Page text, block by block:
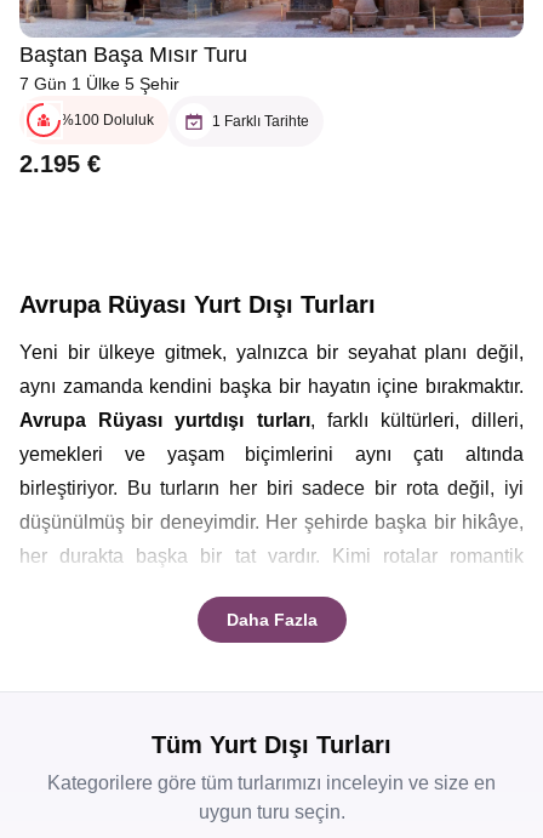
Baştan Başa Mısır Turu
7 Gün 1 Ülke 5 Şehir
%100 Doluluk 1 Farklı Tarihte
2.195 €
Avrupa Rüyası Yurt Dışı Turları
Yeni bir ülkeye gitmek, yalnızca bir seyahat planı değil,
aynı zamanda kendini başka bir hayatın içine bırakmaktır.
Avrupa Rüyası
yurtdışı turları, farklı kültürleri, dilleri,
yemekleri ve yaşam biçimlerini aynı çatı altında
birleştiriyor. Bu turların her biri sadece bir rota değil, iyi
düşünülmüş bir deneyimdir. Her şehirde başka bir hikâye,
her durakta başka bir tat vardır. Kimi rotalar romantik
doğanın büyüsünü keşfetmek isteyenlere göre
grupla, Avrupa Rüyasıyurt dışı tur fırsatlarıile yapılacak
En Kapsamlı Yurtdışı Turları
Daha Fazla
Tüm Yurt Dışı Turları
Kategorilere göre tüm turlarımızı inceleyin ve size en
uygun turu seçin.